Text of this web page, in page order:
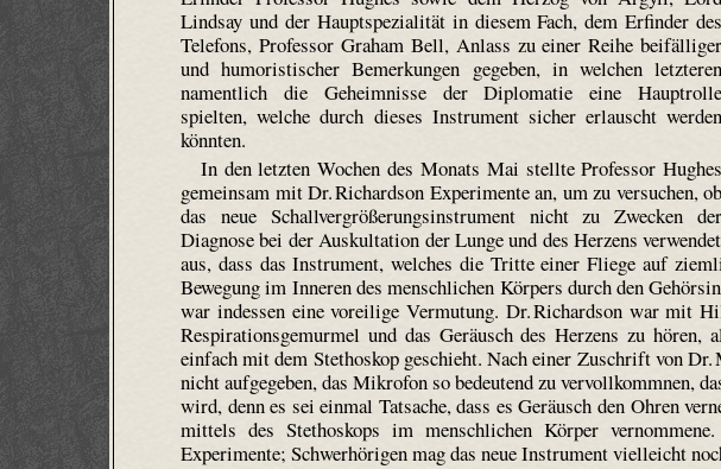
Lindsay und der Hauptspezialität in diesem Fach, dem Erfinder des
Telefons, Professor Graham Bell, Anlass zu einer Reihe beifälliger
und humoristischer Bemerkungen gegeben, in welchen letzteren
namentlich die Geheimnisse der Diplomatie eine Hauptrolle
spielten, welche durch dieses Instrument sicher erlauscht werden
könnten.
In den letzten Wochen des Monats Mai stellte Professor Hughes
gemeinsam mit Dr. Richard­son Experimente an, um zu versuchen, ob
das neue Schallvergrößerungsinstrument nicht zu Zwecken der
Diagnose bei der Aus­kultation der Lunge und des Herzens
aus, dass das Instrument, welches die Tritte einer Fliege auf
Bewegung im Inneren des menschlichen Körpers durch den
war indessen eine voreilige Vermutung. Dr. Richard­son war mit
Respi­rations­gemurmel und das Geräusch des Herzens zu
einfach mit dem Stethoskop geschieht. Nach einer Zuschrift von Dr.
nicht aufgegeben, das Mikrofon so bedeutend zu vervollkommnen,
wird, denn es sei einmal Tatsache, dass es Geräusch den Ohren
mittels des Stethoskops im menschlichen Körper
Experimente; Schwerhörigen mag das neue Instrument vielleicht